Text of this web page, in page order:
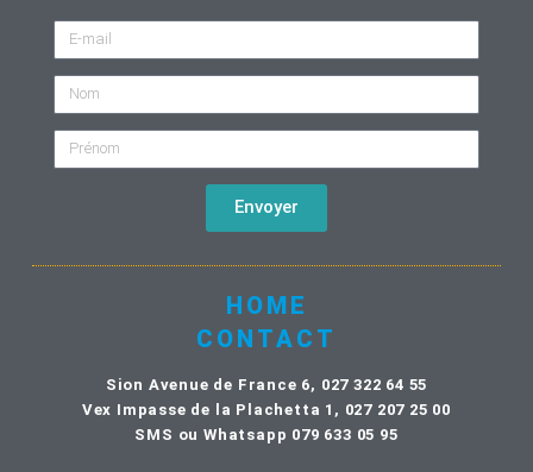
Envoyer
HOME
CONTACT
Sion Avenue de France 6, 027 322 64 55
Vex Impasse de la Plachetta 1, 027 207 25 00
SMS ou Whatsapp 079 633 05 95